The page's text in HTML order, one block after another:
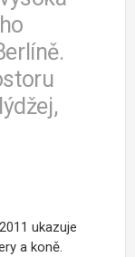
ukazuje
a koně.